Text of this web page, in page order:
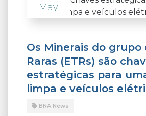
May
Os Minerais do grupo
Raras (ETRs) são
estratégicas para
limpa e veículos
BNA News